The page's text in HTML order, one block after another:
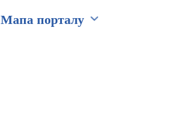
Мапа порталу